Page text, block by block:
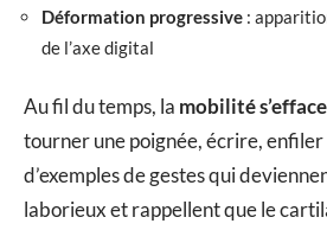
Déformation progressive :
de l’axe digital
Au fil du temps, la mobilité s’efface
tourner une poignée, écrire,
d’exemples de gestes qui
laborieux et rappellent que le